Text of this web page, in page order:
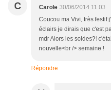
C Carole 30/06/2014 11:03
Coucou ma Vivi, très festif
éclairs je dirais que c'est
mdr Alors les soldes?!
nouvelle<br /> semaine !
Répondre